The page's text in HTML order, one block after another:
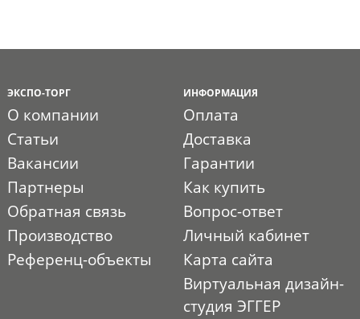
ЭКСПО-ТОРГ
О компании
Статьи
Вакансии
Партнеры
Обратная связь
Производство
Референц-объекты
ИНФОРМАЦИЯ
Оплата
Доставка
Гарантии
Как купить
Вопрос-ответ
Личный кабинет
Карта сайта
Виртуальная дизайн-
студия ЭГГЕР